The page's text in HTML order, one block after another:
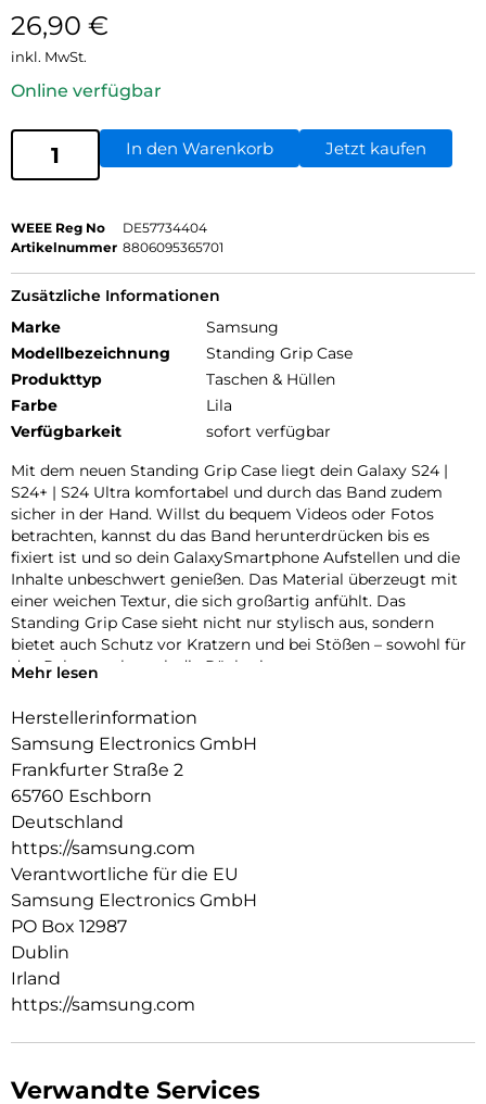
26,90 €
inkl. MwSt.
Online verfügbar
In den Warenkorb Jetzt kaufen
WEEE Reg No
DE57734404
Artikelnummer 8806095365701
Zusätzliche Informationen
Marke
Samsung
Modellbezeichnung
Standing Grip Case
Produkttyp
Taschen & Hüllen
Farbe
Lila
Verfügbarkeit
sofort verfügbar
Mit dem neuen Standing Grip Case liegt dein Galaxy S24 |
S24+ | S24 Ultra komfortabel und durch das Band zudem
sicher in der Hand. Willst du bequem Videos oder Fotos
betrachten, kannst du das Band herunterdrücken bis es
fixiert ist und so dein GalaxySmartphone Aufstellen und die
Inhalte unbeschwert genießen. Das Material überzeugt mit
einer weichen Textur, die sich großartig anfühlt. Das
Standing Grip Case sieht nicht nur stylisch aus, sondern
bietet auch Schutz vor Kratzern und bei Stößen – sowohl für
den Rahmen als auch die Rückseite
Mehr lesen
Herstellerinformation
Samsung Electronics GmbH
Frankfurter Straße 2
65760 Eschborn
Deutschland
https://samsung.com
Verantwortliche für die EU
Samsung Electronics GmbH
PO Box 12987
Dublin
Irland
https://samsung.com
Verwandte Services